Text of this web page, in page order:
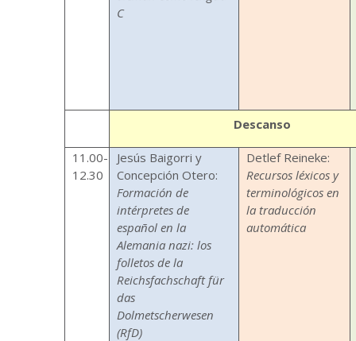
C
Descanso
11.00-
12.30
Jesús Baigorri y
Concepción Otero:
Formación de
intérpretes de
español en la
Alemania nazi: los
folletos de la
Reichsfachschaft für
das
Dolmetscherwesen
(RfD)
Detlef Reineke:
Recursos léxicos y
terminológicos en
la traducción
automática